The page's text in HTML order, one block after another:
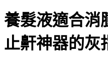
養髮液適合消
止鼾神器的灰